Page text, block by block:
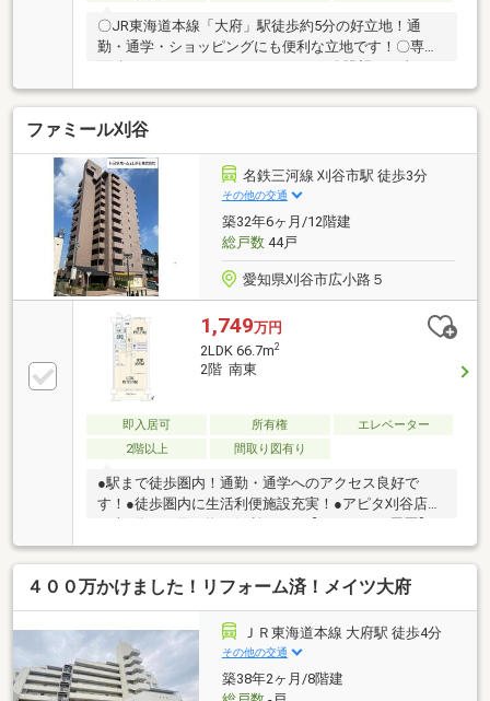
〇JR東海道本線「大府」駅徒歩約5分の好立地！通
勤・通学・ショッピングにも便利な立地です！〇専有
面積94.10ｍ2のゆったり4LDKです！〇眺望・日当た
り・風通良好です〇周辺商業施設多数です！ショッピ
ングや日々のお買い物にも便利な立地です！〇一部リ
フォーム済みです。〇追加リフォームのご相談も承っ
ております！〇過去のリフォーム事例も豊富にござい
ます！〇ショールームも完備しております！〇現地ご
内覧をご希望の際は弊社ナカジツまでお気軽にお問い
合わせ下さい！◆◆◆◆◆◆◆◆周辺環境
◆◆◆◆◆◆◆◆・スギ薬局月見店 徒歩約7分・フ
ァミリーマート大府駅東口店 徒歩約8分
ファミール刈谷
名鉄三河線 刈谷市駅 徒歩3分
その他の交通
築32年6ヶ月/12階建
総戸数44戸
愛知県刈谷市広小路５
1,749万円
2LDK 66.7m2
2階 南東
即入居可 所有権
エレベーター
2階以上
間取り図有り
●駅まで徒歩圏内！通勤・通学へのアクセス良好で
す！●徒歩圏内に生活利便施設充実！●アピタ刈谷店ま
●2025年9月・水回り キッチン新品・お風呂新品・ト
イレ新品・洗面台新品・内装 クロス張替え・コンロ新
品・フローリング貼替え・網戸貼替え・室内クリーニ
ング・クッションフロア張替え・一部建具交換【備
考】※準防火地域※その他月額：防犯カメラ使用料お問
い合わせは0120-98-3098（フリーダイヤル）まで！□■
お気軽にお問い合わせください。■□
４００万かけました！リフォーム済！メイツ大府
ＪＲ東海道本線 大府駅 徒歩4分
その他の交通
築38年2ヶ月/8階建